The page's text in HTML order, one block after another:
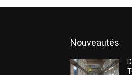
Nouveautés